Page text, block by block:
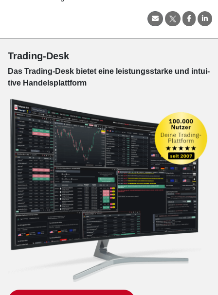
Trading-Desk
Das Trading-Desk bie­tet eine leis­tungs­star­ke und in­tui­
tive Han­dels­platt­form